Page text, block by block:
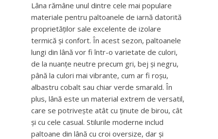
Lâna rămâne unul dintre cele mai populare
materiale pentru paltoanele de iarnă datorită
proprietăților sale excelente de izolare
termică și confort. În acest sezon, paltoanele
lungi din lână vor fi într-o varietate de culori,
de la nuanțe neutre precum gri, bej și negru,
până la culori mai vibrante, cum ar fi roșu,
albastru cobalt sau chiar verde smarald. În
plus, lână este un material extrem de versatil,
care se potrivește atât cu ținute de birou, cât
și cu cele casual. Stilurile moderne includ
paltoane din lână cu croi oversize, dar și